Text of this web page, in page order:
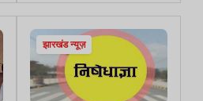
झारखंड न्यूज़